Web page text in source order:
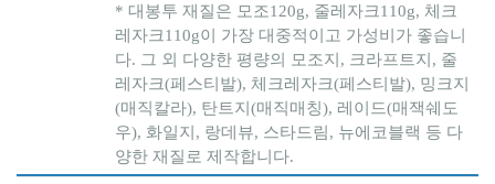
* 대봉투 재질은 모조120g, 줄레자크110g, 체크
레자크110g이 가장 대중적이고 가성비가 좋습니
다. 그 외 다양한 평량의 모조지, 크라프트지, 줄
레자크(페스티발), 체크레자크(페스티발), 밍크지
(매직칼라), 탄트지(매직매칭), 레이드(매잭쉐도
우), 화일지, 랑데뷰, 스타드림, 뉴에코블랙 등 다
양한 재질로 제작합니다.